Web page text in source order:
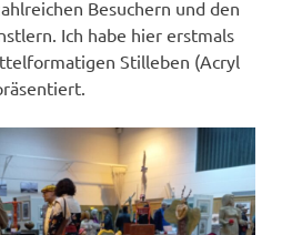
Besuchern und den
Ich habe hier erstmals
Stilleben (Acryl